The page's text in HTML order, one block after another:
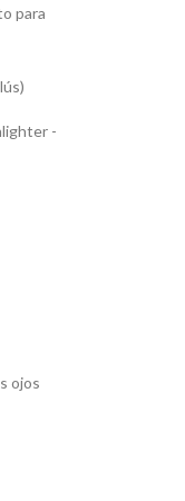
para
-
ojos